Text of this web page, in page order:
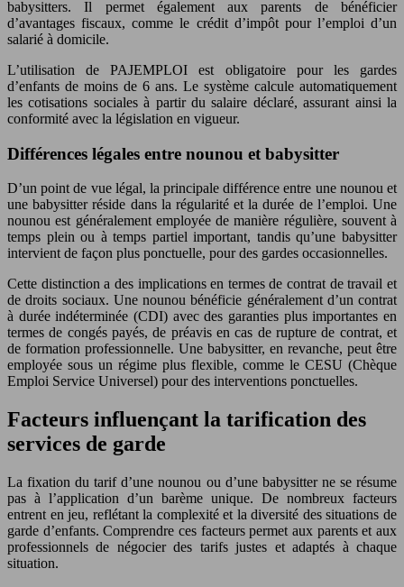
babysitters. Il permet également aux parents de bénéficier
d’avantages fiscaux, comme le crédit d’impôt pour l’emploi d’un
salarié à domicile.
L’utilisation de PAJEMPLOI est obligatoire pour les gardes
d’enfants de moins de 6 ans. Le système calcule automatiquement
les cotisations sociales à partir du salaire déclaré, assurant ainsi la
conformité avec la législation en vigueur.
Différences légales entre nounou et babysitter
D’un point de vue légal, la principale différence entre une nounou et
une babysitter réside dans la régularité et la durée de l’emploi. Une
nounou est généralement employée de manière régulière, souvent à
temps plein ou à temps partiel important, tandis qu’une babysitter
intervient de façon plus ponctuelle, pour des gardes occasionnelles.
Cette distinction a des implications en termes de contrat de travail et
de droits sociaux. Une nounou bénéficie généralement d’un contrat
à durée indéterminée (CDI) avec des garanties plus importantes en
termes de congés payés, de préavis en cas de rupture de contrat, et
de formation professionnelle. Une babysitter, en revanche, peut être
employée sous un régime plus flexible, comme le CESU (Chèque
Emploi Service Universel) pour des interventions ponctuelles.
Facteurs influençant la tarification des
services de garde
La fixation du tarif d’une nounou ou d’une babysitter ne se résume
pas à l’application d’un barème unique. De nombreux facteurs
entrent en jeu, reflétant la complexité et la diversité des situations de
garde d’enfants. Comprendre ces facteurs permet aux parents et aux
professionnels de négocier des tarifs justes et adaptés à chaque
situation.